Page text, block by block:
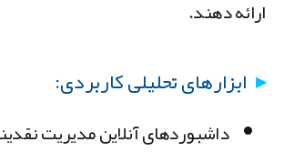
دهند.
ابزارهای تحلیلی کاربردی:
داشبوردهای آنلاین مدیریت نقدینگی